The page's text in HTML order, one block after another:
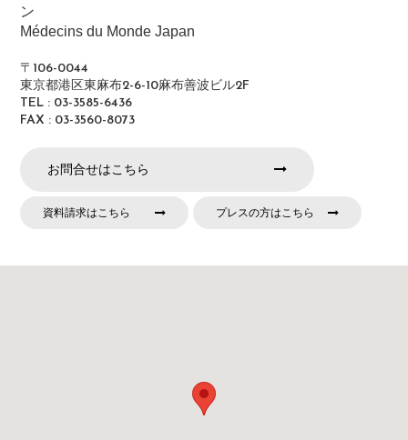
ン
Médecins du Monde Japan
〒106-0044
東京都港区東麻布2-6-10麻布善波ビル2F
TEL : 03-3585-6436
FAX : 03-3560-8073
お問合せはこちら
資料請求はこちら プレスの方はこちら